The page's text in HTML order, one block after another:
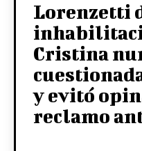
Lorenzetti
Cristina
y evitó
reclamo